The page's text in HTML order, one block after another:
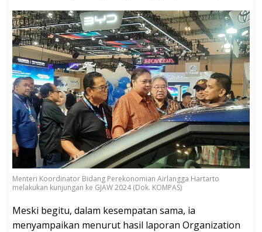
Menteri Koordinator Bidang Perekonomian Airlangga Hartarto
melakukan kunjungan ke GJAW 2024 (Dok. KOMPAS)
Meski begitu, dalam kesempatan sama, ia
menyampaikan menurut hasil laporan Organization